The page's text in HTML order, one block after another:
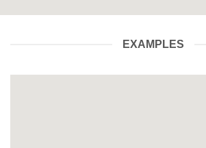
EXAMPLES